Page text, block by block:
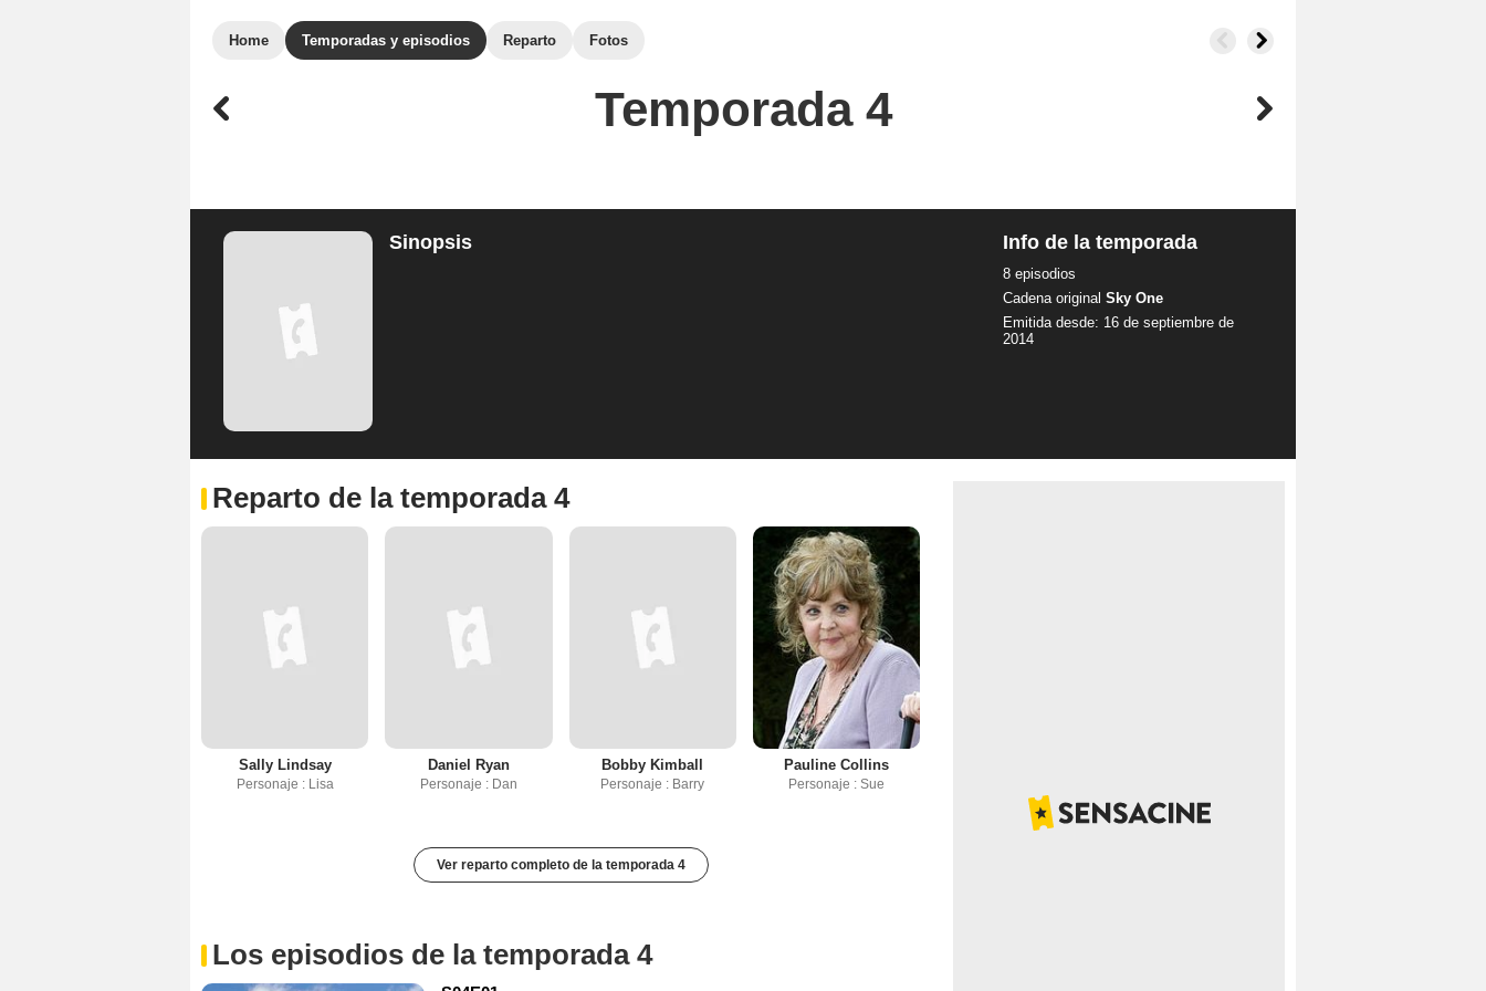
Home Temporadas y episodios Reparto Fotos
Temporada 4
Sinopsis Info de la temporada
8 episodios
Cadena original Sky One
Emitida desde: 16 de septiembre de
2014
Reparto de la temporada 4
Sally Lindsay
Personaje : Lisa
Daniel Ryan
Personaje : Dan
Bobby Kimball
Personaje : Barry
Pauline Collins
Personaje : Sue
Ver reparto completo de la temporada 4
Los episodios de la temporada 4